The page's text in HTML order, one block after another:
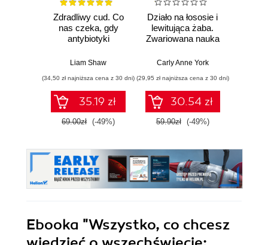
Zdradliwy cud. Co
nas czeka, gdy
antybiotyki
Liam Shaw
(34,50 zł najniższa cena z 30 dni)
35.19 zł
69.00zł (-49%)
Działo na łososie i
lewitująca żaba.
Zwariowana nauka
poważne odkrycia
Carly Anne York
(29,95 zł najniższa cena z 30 dni)
30.54 zł
59.90zł (-49%)
Ebooka "Wszystko, co chcesz